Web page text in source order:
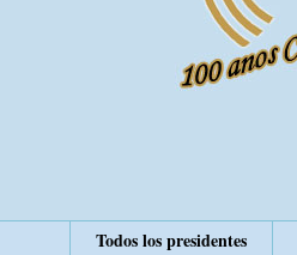
Todos los presidentes